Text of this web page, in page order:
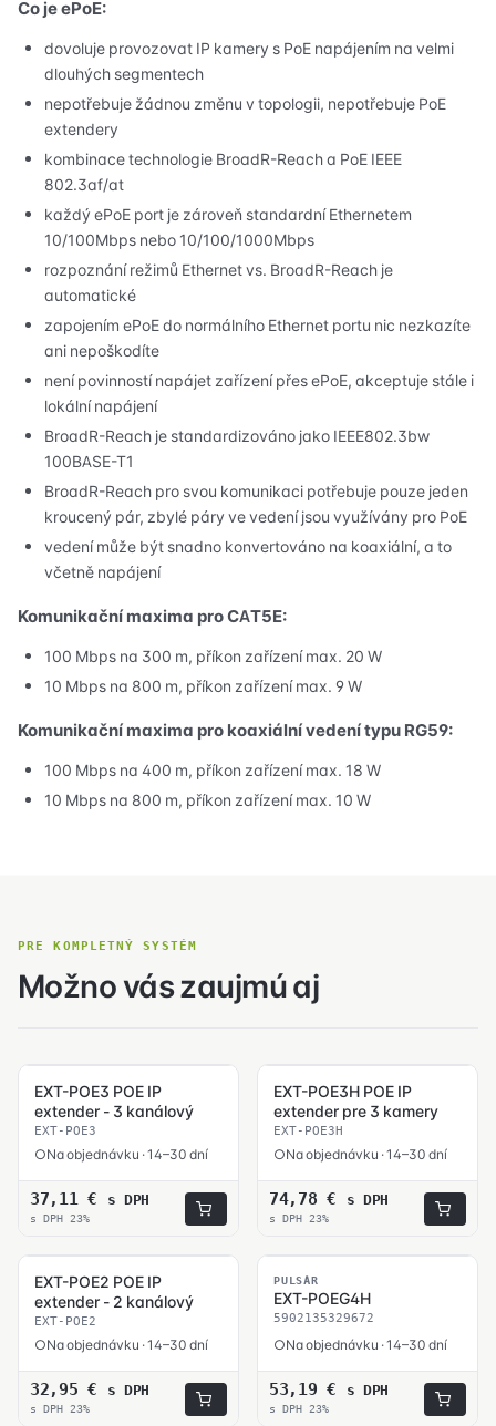
Co je ePoE:
dovoluje provozovat IP kamery s PoE napájením na velmi
dlouhých segmentech
nepotřebuje žádnou změnu v topologii, nepotřebuje PoE
extendery
kombinace technologie BroadR-Reach a PoE IEEE
802.3af/at
každý ePoE port je zároveň standardní Ethernetem
10/100Mbps nebo 10/100/1000Mbps
rozpoznání režimů Ethernet vs. BroadR-Reach je
automatické
zapojením ePoE do normálního Ethernet portu nic nezkazíte
ani nepoškodíte
není povinností napájet zařízení přes ePoE, akceptuje stále i
lokální napájení
BroadR-Reach je standardizováno jako IEEE802.3bw
100BASE-T1
BroadR-Reach pro svou komunikaci potřebuje pouze jeden
kroucený pár, zbylé páry ve vedení jsou využívány pro PoE
vedení může být snadno konvertováno na koaxiální, a to
včetně napájení
Komunikační maxima pro CAT5E:
100 Mbps na 300 m, příkon zařízení max. 20 W
10 Mbps na 800 m, příkon zařízení max. 9 W
Komunikační maxima pro koaxiální vedení typu RG59:
100 Mbps na 400 m, příkon zařízení max. 18 W
10 Mbps na 800 m, příkon zařízení max. 10 W
PRE KOMPLETNÝ SYSTÉM
Možno vás zaujmú aj
EXT-POE3 POE IP
extender - 3 kanálový
EXT-POE3
Na objednávku · 14–30 dní
37,11€ s DPH
s DPH 23%
EXT-POE3H POE IP
extender pre 3 kamery
EXT-POE3H
Na objednávku · 14–30 dní
74,78€ s DPH
s DPH 23%
EXT-POE2 POE IP
extender - 2 kanálový
EXT-POE2
Na objednávku · 14–30 dní
32,95€ s DPH
s DPH 23%
PULSAR
EXT-POEG4H
5902135329672
Na objednávku · 14–30 dní
53,19€ s DPH
s DPH 23%